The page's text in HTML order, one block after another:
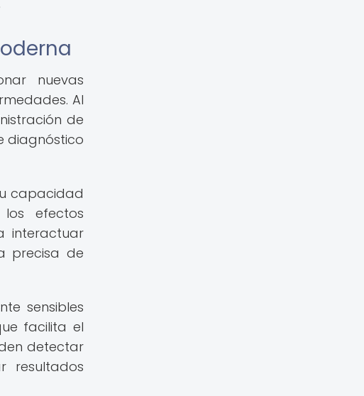
nuevas
Al
de
diagnóstico
capacidad
efectos
interactuar
precisa de
sensibles
facilita el
detectar
resultados